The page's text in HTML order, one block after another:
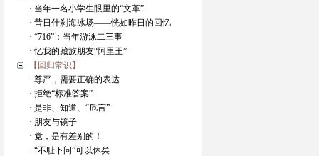
· 当年一名小学生眼里的“文革”
· 昔日什刹海冰场——恍如昨日的回忆
· “716”：当年游泳二三事
· 忆我的藏族朋友“阿里王”
【回归常识】
· 尊严，需要正确的表达
· 拒绝“标准答案”
· 是非、知道、“卮言”
· 朋友与镜子
· 党，是有差别的！
· “不耻下问”可以休矣